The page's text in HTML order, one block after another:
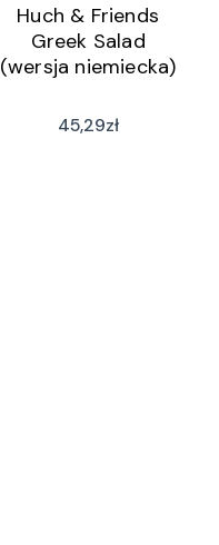
Huch & Friends
Greek Salad
(wersja niemiecka)
45,29zł